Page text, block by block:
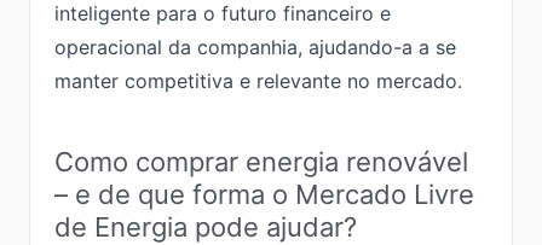
inteligente para o futuro financeiro e
operacional da companhia, ajudando-a a se
manter competitiva e relevante no mercado.
Como comprar energia renovável
– e de que forma o Mercado Livre
de Energia pode ajudar?